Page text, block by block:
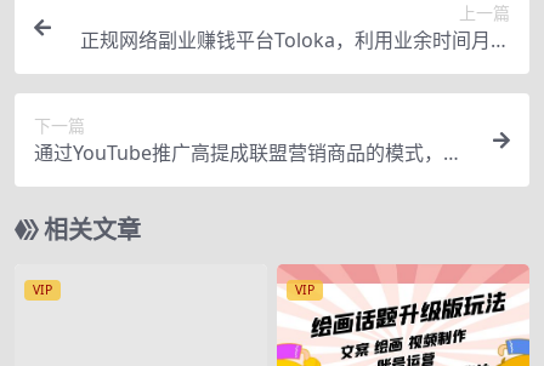
上一篇
正规网络副业赚钱平台Toloka，利用业余时间月赚
150美元
下一篇
通过YouTube推广高提成联盟营销商品的模式，每
单净赚130美元，日赚540美元
相关文章
VIP VIP